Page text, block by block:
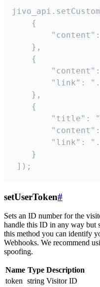
    {
    },
    {
"link":
    },
    {
"title":
"link":
    }
]);
setUserToken#
Sets an ID number for the
handle this ID in any way but
this method you can identify
Webhooks. We recommend
spoofing.
Name Type Description
token string Visitor ID